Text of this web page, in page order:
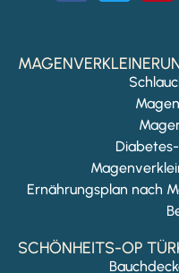
Ernährungsplan nach
SCHÖNHEITS-OP